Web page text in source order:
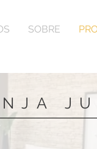
SOBRE